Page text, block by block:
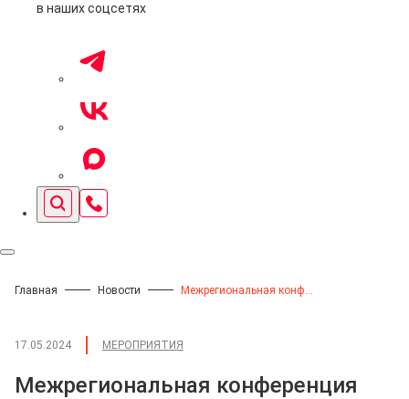
в наших соцсетях
Главная Новости
17.05.2024 МЕРОПРИЯТИЯ
Межрегиональная конференция